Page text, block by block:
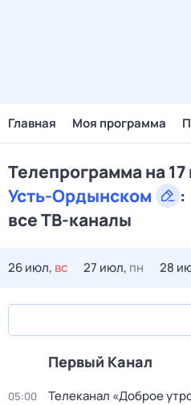
Главная Моя программа
Телепрограмма на
Усть-Ордынском
:
все ТВ-каналы
26 июл, вс 27 июл, пн 28
Первый Канал
05:00 Телеканал «Доброе